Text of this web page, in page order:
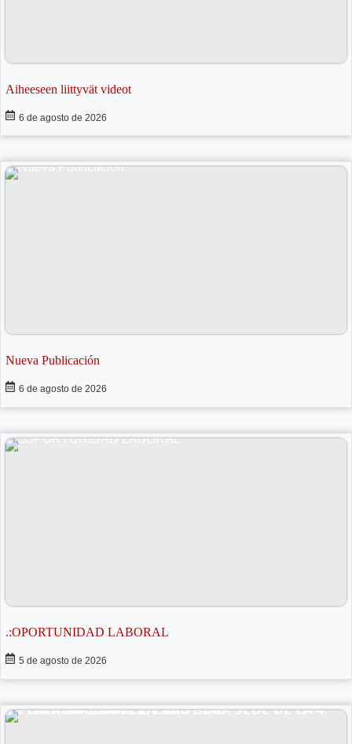
Aiheeseen liittyvät videot
6 de agosto de 2026
Nueva Publicación
6 de agosto de 2026
.:OPORTUNIDAD LABORAL
5 de agosto de 2026